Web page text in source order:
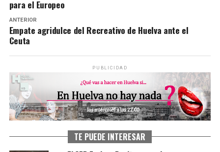
para el Europeo
ANTERIOR
Empate agridulce del Recreativo de Huelva ante el
Ceuta
PUBLICIDAD
TE PUEDE INTERESAR